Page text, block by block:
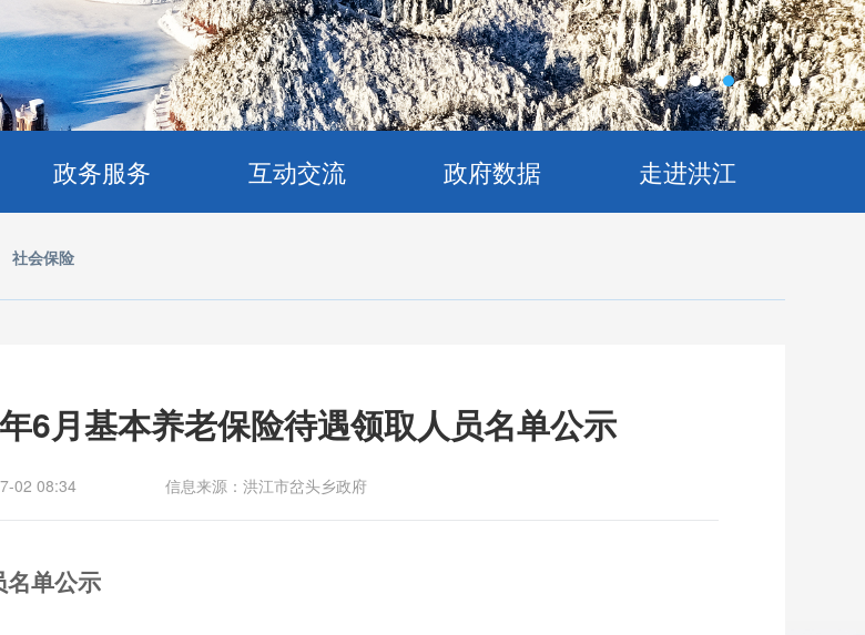
政务服务 互动交流 政府数据 走进洪江
社会保险
6月基本养老保险待遇领取人员名单公示
02 08:34 信息来源：洪江市岔头乡政府
名单公示